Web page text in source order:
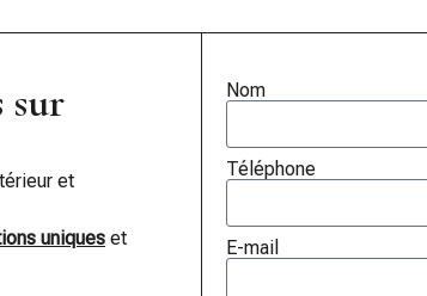
sur
et
uniques et
Nom
Téléphone
E-mail